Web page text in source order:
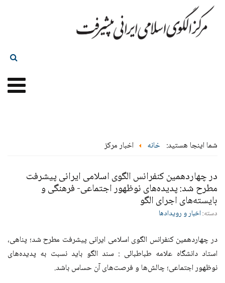
شما اینجا هستید: خانه اخبار مرکز
در چهاردهمین کنفرانس الگوی اسلامی ایرانی پیشرفت
مطرح شد: پدیده‌های نوظهور اجتماعی- فرهنگی و
بایسته‌های اجرای الگو
دسته:اخبار و رویدادها
در چهاردهمین کنفرانس الگوی اسلامی ایرانی پیشرفت مطرح شد؛ پناهی،
استاد دانشگاه علامه طباطبائی : سند الگو باید نسبت به پدیده‌های
نوظهور اجتماعی؛ چالش‌ها و فرصت‌های آن حساس باشد.